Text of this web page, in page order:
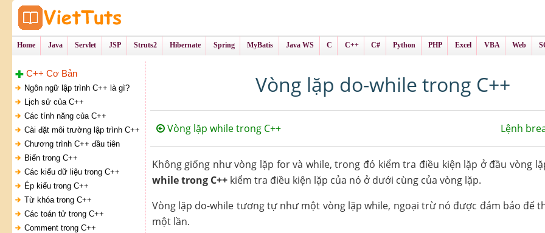
Home Java Servlet JSP Struts2 Hibernate Spring MyBatis Java WS C C++ C# Python PHP Excel VBA Web
C++ Cơ Bản
Ngôn ngữ lập trình C++ là gì?
Lịch sử của C++
Các tính năng của C++
Cài đặt môi trường lập trình C++
Chương trình C++ đầu tiên
Biến trong C++
Các kiểu dữ liệu trong C++
Ép kiểu trong C++
Từ khóa trong C++
Các toán tử trong C++
Comment trong C++
Vòng lặp do-while trong C++
Vòng lặp while trong C++ Lệnh
Không giống như vòng lặp for và while, trong đó kiểm tra điều kiện lặp ở đầu vòng
while trong C++kiểm tra điều kiện lặp của nó ở dưới cùng của vòng lặp.
Vòng lặp do-while tương tự như một vòng lặp while, ngoại trừ nó được đảm bảo để
một lần.